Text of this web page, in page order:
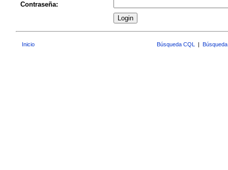
Contraseña:
Inicio Búsqueda CQL |